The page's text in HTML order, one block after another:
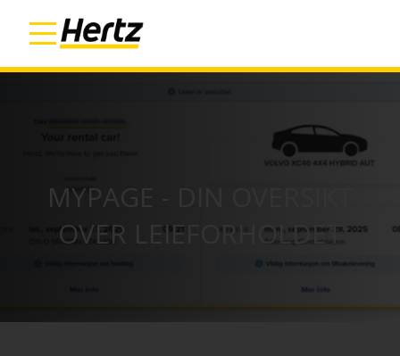
MYPAGE - DIN OVERSIKT
OVER LEIEFORHOLDET